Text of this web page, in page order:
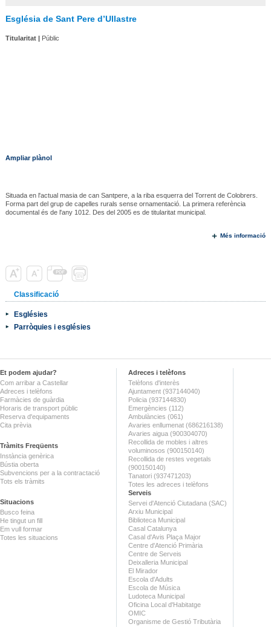
Església de Sant Pere d’Ullastre
Titularitat |Públic
Ampliar plànol
Situada en l'actual masia de can Santpere, a la riba esquerra del Torrent de Colobrers.
Forma part del grup de capelles rurals sense ornamentació. La primera referència
documental és de l'any 1012. Des del 2005 es de titularitat municipal.
Més informació
Classificació
Esglésies
Parròquies i esglésies
Et podem ajudar?
Com arribar a Castellar
Adreces i telèfons
Farmàcies de guàrdia
Horaris de transport públic
Reserva d'equipaments
Cita prèvia
Tràmits Freqüents
Instància genèrica
Bústia oberta
Subvencions per a la contractació
Tots els tràmits
Situacions
Busco feina
He tingut un fill
Em vull formar
Totes les situacions
Adreces i telèfons
Telèfons d'interès
Ajuntament (937144040)
Policia (937144830)
Emergències (112)
Ambulàncies (061)
Avaries enllumenat (686216138)
Avaries aigua (900304070)
Recollida de mobles i altres
voluminosos (900150140)
Recollida de restes vegetals
(900150140)
Tanatori (937471203)
Totes les adreces i telèfons
Serveis
Servei d'Atenció Ciutadana (SAC)
Arxiu Municipal
Biblioteca Municipal
Casal Catalunya
Casal d'Avis Plaça Major
Centre d'Atenció Primària
Centre de Serveis
Deixalleria Municipal
El Mirador
Escola d'Adults
Escola de Música
Ludoteca Municipal
Oficina Local d'Habitatge
OMIC
Organisme de Gestió Tributària